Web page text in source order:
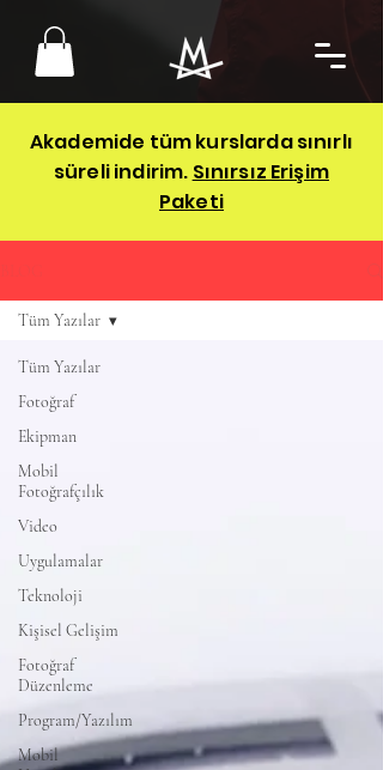
Akademide tüm kurslarda sınırlı
süreli indirim. Sınırsız Erişim
Paketi
Tüm Yazılar
Fotoğraf
Ekipman
Mobil
Fotoğrafçılık
Video
Uygulamalar
Teknoloji
Kişisel Gelişim
Fotoğraf
Düzenleme
Program/Yazılım
Mobil
Tüm Yazılar